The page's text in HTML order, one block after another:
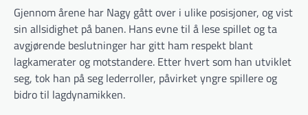
Gjennom årene har Nagy gått over i ulike posisjoner, og vist
sin allsidighet på banen. Hans evne til å lese spillet og ta
avgjørende beslutninger har gitt ham respekt blant
lagkamerater og motstandere. Etter hvert som han utviklet
seg, tok han på seg lederroller, påvirket yngre spillere og
bidro til lagdynamikken.